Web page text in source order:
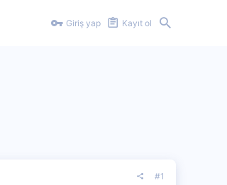
Giriş yap Kayıt ol
#1